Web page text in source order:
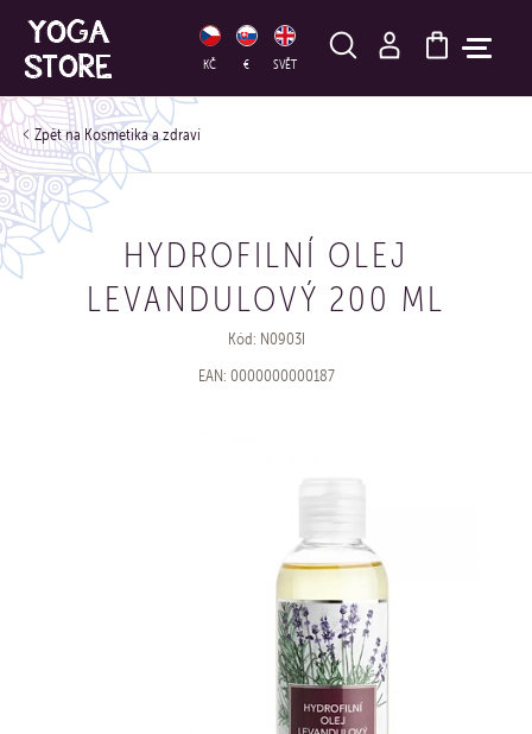
KČ € SVĚT
HLEDAT
Kosmetika a zdraví
HYDROFILNÍ OLEJ
LEVANDULOVÝ 200 ML
Kód: N0903I
EAN: 0000000000187